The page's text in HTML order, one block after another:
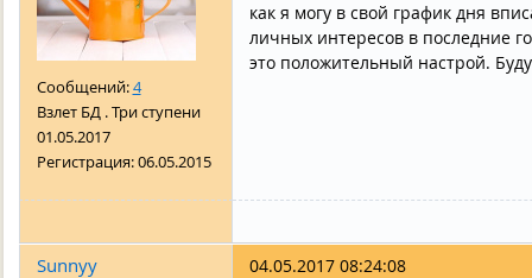
Сообщений:4
Взлет БД . Три ступени
01.05.2017
Регистрация:06.05.2015
как я могу в свой график дня
личных интересов в последние
это положительный настрой.
Sunnyy 04.05.2017 08:24:08